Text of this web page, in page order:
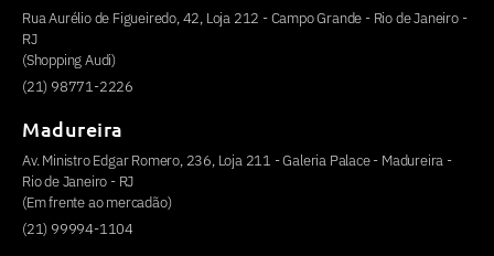
Rua Aurélio de Figueiredo, 42, Loja 212 - Campo Grande - Rio de Janeiro -
RJ
(Shopping Audi)
(21) 98771-2226
Madureira
Av. Ministro Edgar Romero, 236, Loja 211 - Galeria Palace - Madureira -
Rio de Janeiro - RJ
(Em frente ao mercadão)
(21) 99994-1104